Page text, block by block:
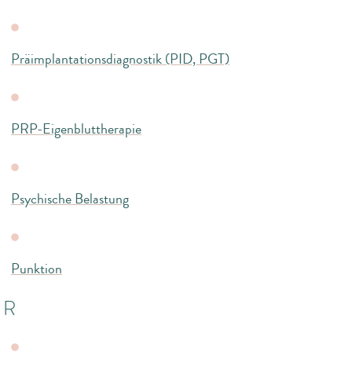
Präimplantationsdiagnostik (PID, PGT)
PRP-Eigenbluttherapie
Psychische Belastung
Punktion
R